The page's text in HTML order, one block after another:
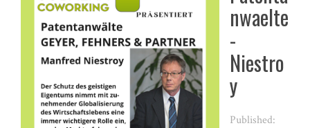
nwaelte
-
Niestro
y
Published: